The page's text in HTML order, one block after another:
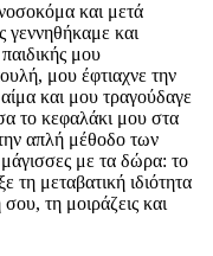
και μετά
γεννηθήκαμε και
μου
μου έφτιαχνε την
και μου τραγούδαγε
το κεφαλάκι μου στα
απλή μέθοδο των
μάγισσες με τα δώρα: το
τη μεταβατική ιδιότητα
τη μοιράζεις και